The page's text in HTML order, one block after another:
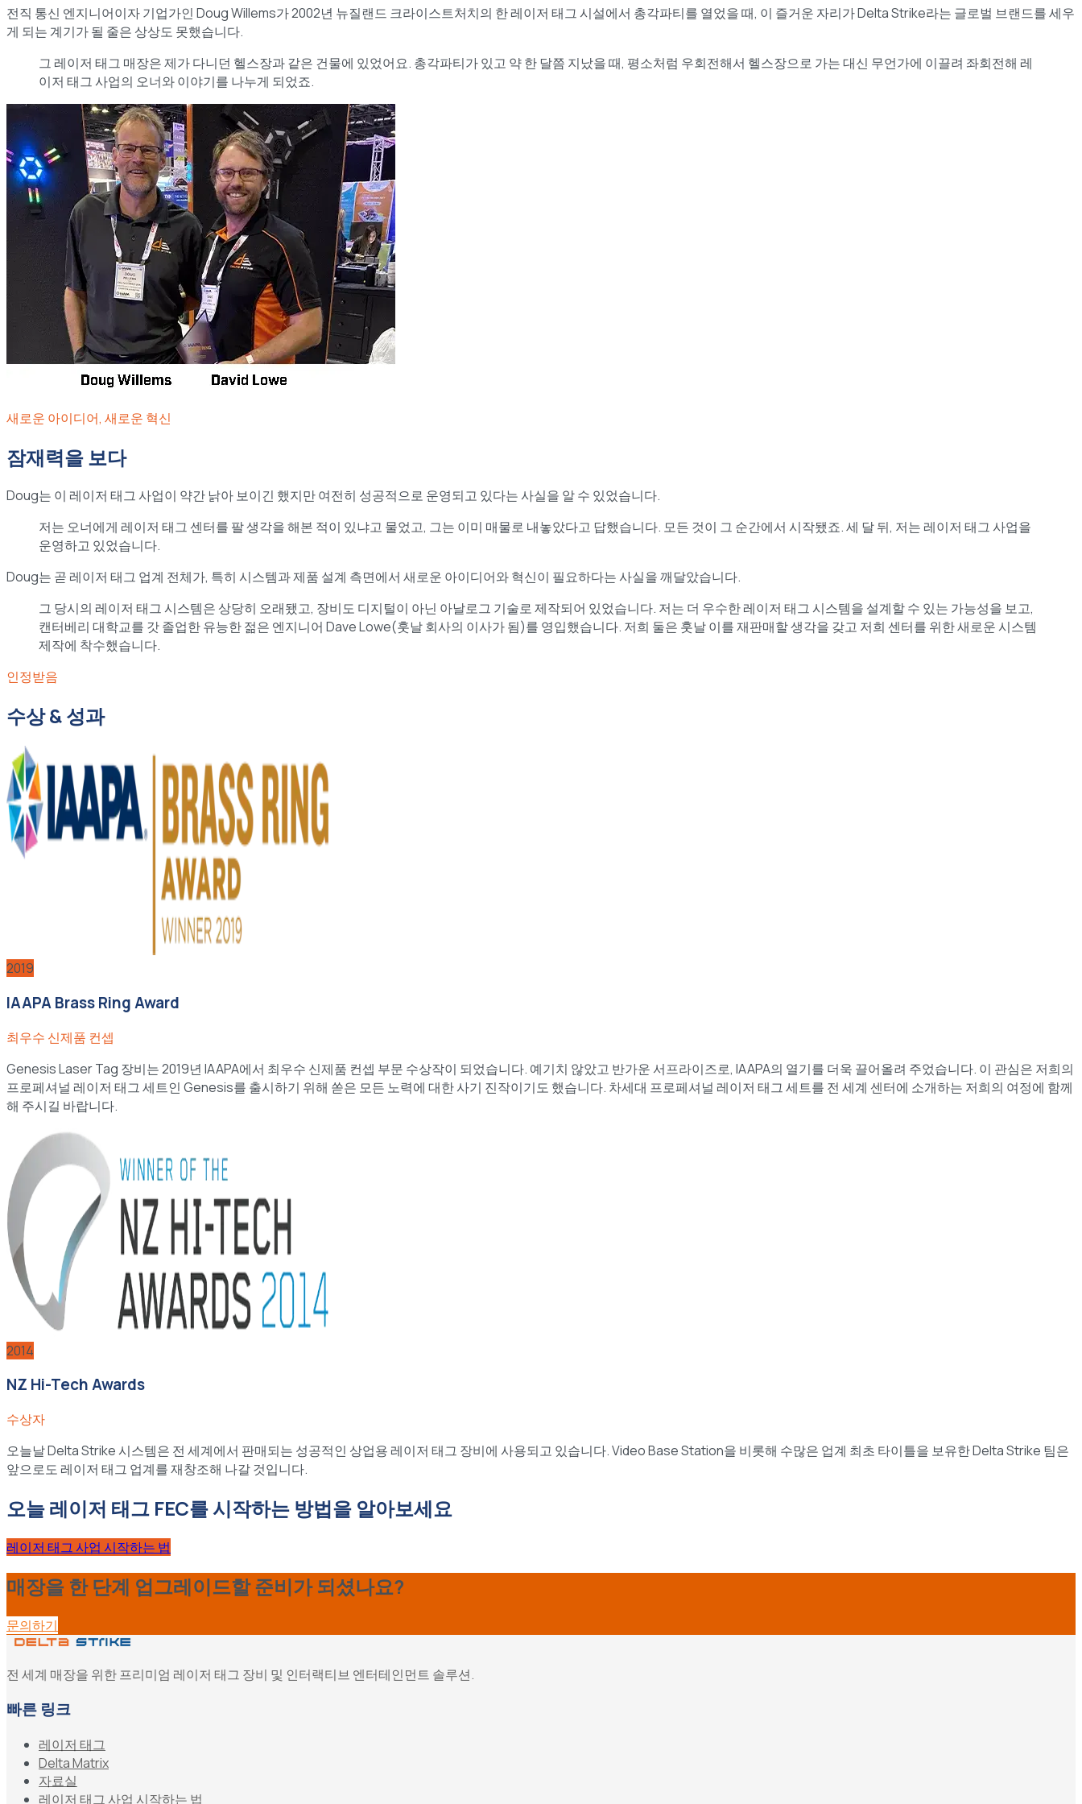
전직 통신 엔지니어이자 기업가인 Doug Willems가 2002년 뉴질랜드 크라이스트처치의 한 레이저 태그 시설에서 총각파티를 열었을 때, 이 즐거운 자리가 Delta Strike라는 글로벌 브랜드를 세우
게 되는 계기가 될 줄은 상상도 못했습니다.
그 레이저 태그 매장은 제가 다니던 헬스장과 같은 건물에 있었어요. 총각파티가 있고 약 한 달쯤 지났을 때, 평소처럼 우회전해서 헬스장으로 가는 대신 무언가에 이끌려 좌회전해 레
이저 태그 사업의 오너와 이야기를 나누게 되었죠.
새로운 아이디어, 새로운 혁신
잠재력을 보다
Doug는 이 레이저 태그 사업이 약간 낡아 보이긴 했지만 여전히 성공적으로 운영되고 있다는 사실을 알 수 있었습니다.
저는 오너에게 레이저 태그 센터를 팔 생각을 해본 적이 있냐고 물었고, 그는 이미 매물로 내놓았다고 답했습니다. 모든 것이 그 순간에서 시작됐죠. 세 달 뒤, 저는 레이저 태그 사업을
운영하고 있었습니다.
Doug는 곧 레이저 태그 업계 전체가, 특히 시스템과 제품 설계 측면에서 새로운 아이디어와 혁신이 필요하다는 사실을 깨달았습니다.
그 당시의 레이저 태그 시스템은 상당히 오래됐고, 장비도 디지털이 아닌 아날로그 기술로 제작되어 있었습니다. 저는 더 우수한 레이저 태그 시스템을 설계할 수 있는 가능성을 보고,
캔터베리 대학교를 갓 졸업한 유능한 젊은 엔지니어 Dave Lowe(훗날 회사의 이사가 됨)를 영입했습니다. 저희 둘은 훗날 이를 재판매할 생각을 갖고 저희 센터를 위한 새로운 시스템
제작에 착수했습니다.
인정받음
수상 & 성과
2019
IAAPA Brass Ring Award
최우수 신제품 컨셉
Genesis Laser Tag 장비는 2019년 IAAPA에서 최우수 신제품 컨셉 부문 수상작이 되었습니다. 예기치 않았고 반가운 서프라이즈로, IAAPA의 열기를 더욱 끌어올려 주었습니다. 이 관심은 저희의
프로페셔널 레이저 태그 세트인 Genesis를 출시하기 위해 쏟은 모든 노력에 대한 사기 진작이기도 했습니다. 차세대 프로페셔널 레이저 태그 세트를 전 세계 센터에 소개하는 저희의 여정에 함께
해 주시길 바랍니다.
2014
NZ Hi-Tech Awards
수상자
오늘날 Delta Strike 시스템은 전 세계에서 판매되는 성공적인 상업용 레이저 태그 장비에 사용되고 있습니다. Video Base Station을 비롯해 수많은 업계 최초 타이틀을 보유한 Delta Strike 팀은
앞으로도 레이저 태그 업계를 재창조해 나갈 것입니다.
오늘 레이저 태그 FEC를 시작하는 방법을 알아보세요
레이저 태그 사업 시작하는 법
매장을 한 단계 업그레이드할 준비가 되셨나요?
문의하기
전 세계 매장을 위한 프리미엄 레이저 태그 장비 및 인터랙티브 엔터테인먼트 솔루션.
빠른 링크
레이저 태그
Delta Matrix
자료실
레이저 태그 사업 시작하는 법